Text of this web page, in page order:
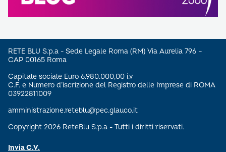
RETE BLU S.p.a - Sede Legale Roma (RM) Via Aurelia 796 –
CAP 00165 Roma
Capitale sociale Euro 6.980.000,00 i.v
C.F. e Numero d’iscrizione del Registro delle Imprese di ROMA
03922811009
amministrazione.reteblu@pec.glauco.it
Copyright 2026 ReteBlu S.p.a - Tutti i diritti riservati.
Invia C.V.